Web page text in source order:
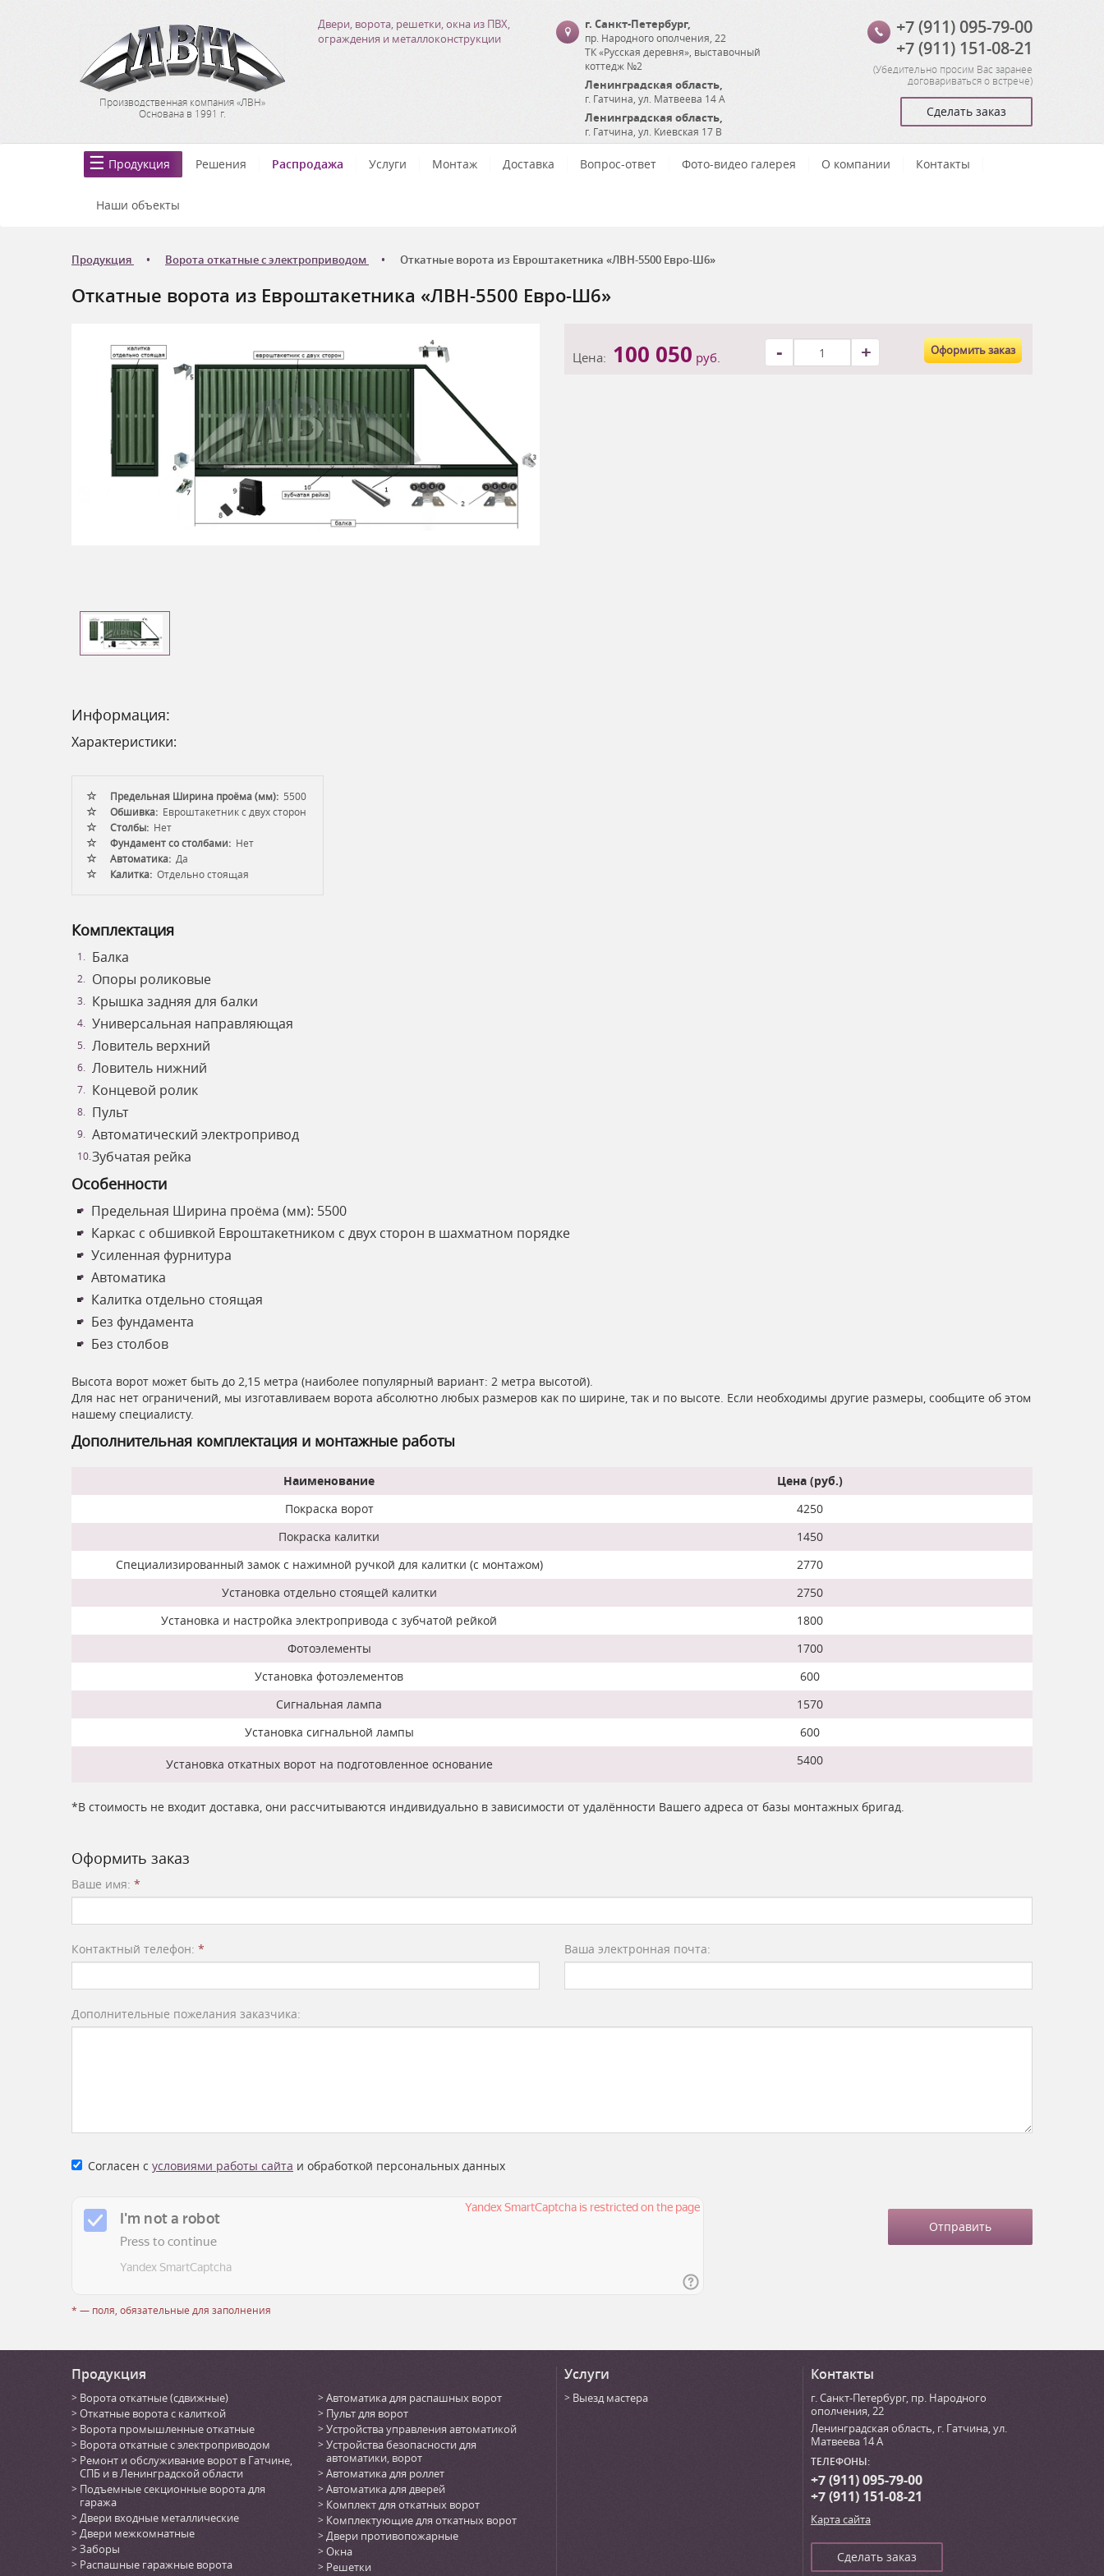
Производственная компания «ЛВН»
Основана в 1991 г.
Двери, ворота, решетки, окна из ПВХ,
ограждения и металлоконструкции
г. Санкт-Петербург,
пр. Народного ополчения, 22
ТК «Русская деревня», выставочный
коттедж №2
Ленинградская область,
г. Гатчина ул. Матвеева 14 А
Ленинградская область,
г. Гатчина ул. Киевская 17 В
+7 (911) 095-79-00
+7 (911) 151-08-21
(Убедительно просим Вас заранее
договариваться о встрече)
Сделать заказ
Продукция Решения Распродажа Услуги Монтаж Доставка Вопрос-ответ Фото-видео галерея О компании Контакты
Наши объекты
Продукция Ворота откатные с электроприводом Откатные ворота из Евроштакетника «ЛВН-5500 Евро-Ш6»
Откатные ворота из Евроштакетника «ЛВН-5500 Евро-Ш6»
Цена: 100 050 руб. - + Оформить заказ
Информация:
Характеристики:
Предельная Ширина проёма (мм): 5500
Обшивка: Евроштакетник с двух сторон
Столбы: Нет
Фундамент со столбами: Нет
Автоматика: Да
Калитка: Отдельно стоящая
Комплектация
Балка
Опоры роликовые
Крышка задняя для балки
Универсальная направляющая
Ловитель верхний
Ловитель нижний
Концевой ролик
Пульт
Автоматический электропривод
Зубчатая рейка
Особенности
Предельная Ширина проёма (мм): 5500
Каркас с обшивкой Евроштакетником с двух сторон в шахматном порядке
Усиленная фурнитура
Автоматика
Калитка отдельно стоящая
Без фундамента
Без столбов
Высота ворот может быть до 2,15 метра (наиболее популярный вариант: 2 метра высотой).
Для нас нет ограничений, мы изготавливаем ворота абсолютно любых размеров как по ширине, так и по высоте. Если необходимы другие размеры, сообщите об этом
нашему специалисту.
Дополнительная комплектация и монтажные работы
Наименование
Цена (руб.)
Покраска ворот
4250
Покраска калитки
1450
Специализированный замок с нажимной ручкой для калитки (с монтажом)
2770
Установка отдельно стоящей калитки
2750
Установка и настройка электропривода с зубчатой рейкой
1800
Фотоэлементы
1700
Установка фотоэлементов
600
Сигнальная лампа
1570
Установка сигнальной лампы
600
Установка откатных ворот на подготовленное основание 5400
*В стоимость не входит доставка, они рассчитываются индивидуально в зависимости от удалённости Вашего адреса от базы монтажных бригад.
Оформить заказ
Ваше имя: *
Контактный телефон: * Ваша электронная почта:
Дополнительные пожелания заказчика:
Согласен с условиями работы сайта и обработкой персональных данных
* — поля, обязательные для заполнения
Продукция
Ворота откатные (сдвижные)
Откатные ворота с калиткой
Ворота промышленные откатные
Ворота откатные с электроприводом
Ремонт и обслуживание ворот в Гатчине,
СПБ и в Ленинградской области
Подъемные секционные ворота для
гаража
Двери входные металлические
Двери межкомнатные
Заборы
Распашные гаражные ворота
Автоматика для распашных ворот
Пульт для ворот
Устройства управления автоматикой
Устройства безопасности для
автоматики, ворот
Автоматика для роллет
Автоматика для дверей
Комплект для откатных ворот
Комплектующие для откатных ворот
Двери противопожарные
Окна
Решетки
Услуги
Выезд мастера
Контакты
г. Санкт-Петербург, пр. Народного
ополчения, 22
Ленинградская область, г. Гатчина,ул.
Матвеева 14 А
ТЕЛЕФОНЫ:
+7 (911) 095-79-00
+7 (911) 151-08-21
Карта сайта
Сделать заказ